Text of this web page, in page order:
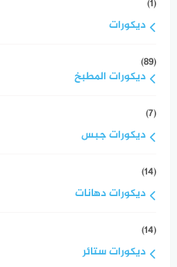
(1)
ديكورات
(89)
ديكورات المطبخ
(7)
ديكورات جبس
(14)
ديكورات دهانات
(14)
ديكورات ستائر